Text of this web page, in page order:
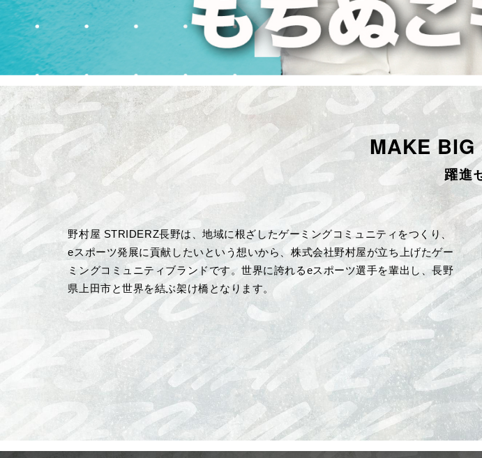
MAKE BIG
躍進
野村屋 STRIDERZ長野は、地域に根ざしたゲーミングコミュニティをつくり、
eスポーツ発展に貢献したいという想いから、株式会社野村屋が立ち上げたゲー
ミングコミュニティブランドです。世界に誇れるeスポーツ選手を輩出し、長野
県上田市と世界を結ぶ架け橋となります。
ABOUT